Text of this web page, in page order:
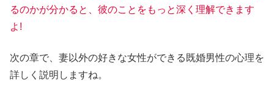
るのかが分かると、彼のことをもっと深く理解できます
よ!
次の章で、妻以外の好きな女性ができる既婚男性の心理を
詳しく説明しますね。